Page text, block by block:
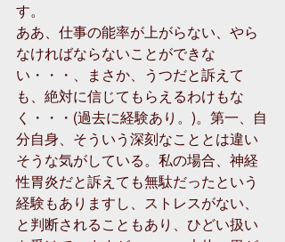
す。
ああ、仕事の能率が上がらない、やら
なければならないことができな
い・・・、まさか、うつだと訴えて
も、絶対に信じてもらえるわけもな
く・・・(過去に経験あり。)。第一、自
分自身、そういう深刻なこととは違い
そうな気がしている。私の場合、神経
性胃炎だと訴えても無駄だったという
経験もありますし、ストレスがない、
と判断されることもあり、ひどい扱い